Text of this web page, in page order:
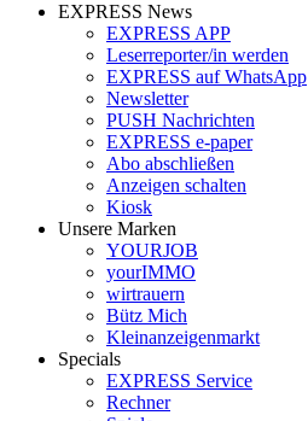
EXPRESS News
EXPRESS APP
Leserreporter/in werden
EXPRESS auf WhatsApp
Newsletter
PUSH Nachrichten
EXPRESS e-paper
Abo abschließen
Anzeigen schalten
Kiosk
Unsere Marken
YOURJOB
yourIMMO
wirtrauern
Bütz Mich
Kleinanzeigenmarkt
Specials
EXPRESS Service
Rechner